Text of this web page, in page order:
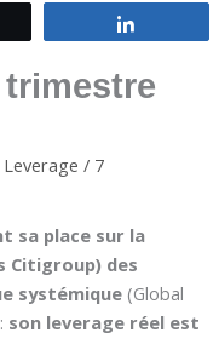
trimestre
Leverage / 7
sa place sur la
Citigroup) des
systémique (Global
son leverage réel est